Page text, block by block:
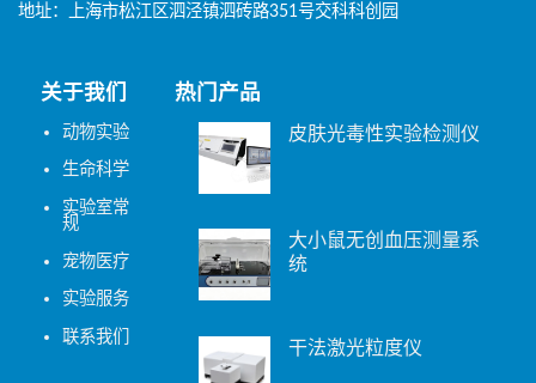
地址：上海市松江区泗泾镇泗砖路351号交科科创园
关于我们
动物实验
生命科学
实验室常
规
宠物医疗
实验服务
联系我们
热门产品
皮肤光毒性实验检测仪
大小鼠无创血压测量系
统
干法激光粒度仪